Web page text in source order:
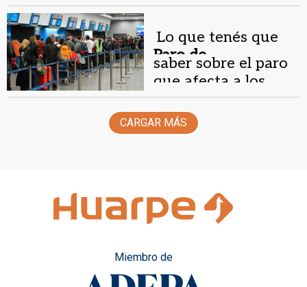
EE.UU.
Paro de
controladores
Lo que tenés que
saber sobre el paro
que afecta a los
aeropuertos
CARGAR MÁS
Miembro de